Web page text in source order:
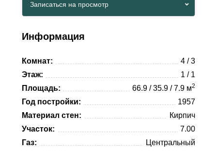
Записаться на просмотр
Telegram
Информация
Комнат:
4 / 3
Этаж:
1 / 1
Площадь:
66.9 / 35.9 / 7.9 м2
Год постройки:
1957
Материал стен:
Кирпич
Участок:
7.00
Газ:
Центральный